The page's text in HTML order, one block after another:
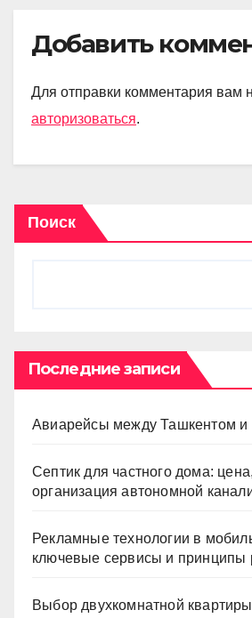
Добавить
Для отправки комментария вам
авторизоваться.
Поиск
Последние записи
Авиарейсы между Ташкентом и
Септик для частного дома:
организация автономной
Рекламные технологии в
ключевые сервисы и принципы
Выбор двухкомнатной